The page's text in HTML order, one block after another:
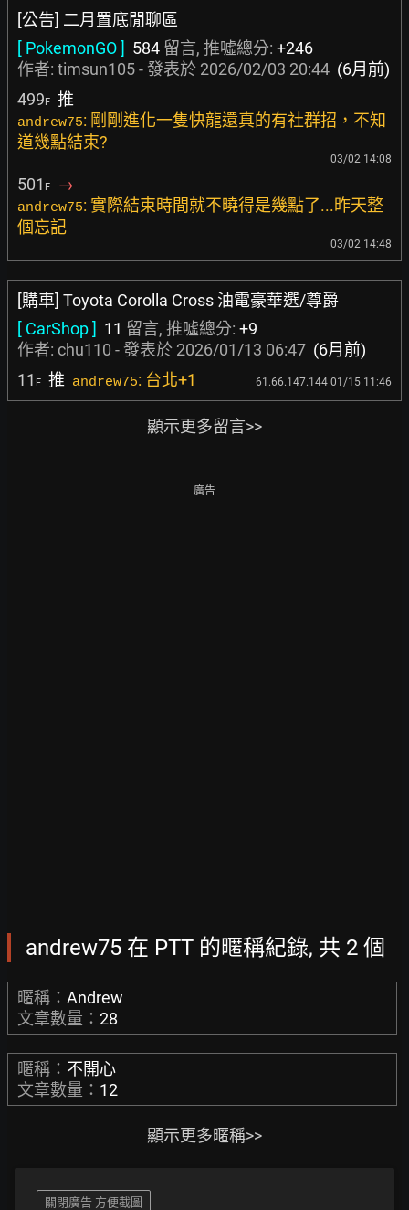
[公告] 二月置底閒聊區
[ PokemonGO ] 584 留言, 推噓總分: +246
作者: timsun105- 發表於 2026/02/03 20:44 (6月前)
499F 推
andrew75: 剛剛進化一隻快龍還真的有社群招，不知
道幾點結束?
03/02 14:08
501 F →
andrew75: 實際結束時間就不曉得是幾點了...昨天整
個忘記
03/02 14:48
[購車] Toyota Corolla Cross 油電豪華選/尊爵
[ CarShop ] 11 留言, 推噓總分: +9
作者: chu110 - 發表於 2026/01/13 06:47 (6月前)
11 F 推 andrew75: 台北+1 61.66.147.144 01/15 11:46
顯示更多留言>>
廣告
andrew75 在 PTT 的暱稱紀錄, 共 2 個
暱稱： Andrew
文章數量： 28
暱稱： 不開心
文章數量： 12
顯示更多暱稱>>
關閉廣告 方便截圖